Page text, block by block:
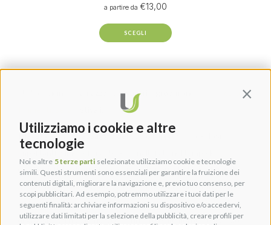
Utilizziamo i cookie e altre
tecnologie
Noi e altre 5 terze parti selezionate utilizziamo cookie e tecnologie
simili. Questi strumenti sono essenziali per garantire la fruizione dei
contenuti digitali, migliorare la navigazione e, previo tuo consenso, per
scopi pubblicitari. Ad esempio, potremmo utilizzare i tuoi dati per le
seguenti finalità: archiviare informazioni su dispositivo e/o accedervi,
utilizzare dati limitati per la selezione della pubblicità, creare profili per
cavalieri
cura di
Illavaggioe l’ingrassaggio del cuoiorappresentano fasi
importantissime per mantenere inalterate nel tempo le
caratteristiche di questo materiale. Per questo Unika formula
prodotti per pulire il cuoioa base disaponi delicati, in grado di
detergere accuratamentema in modo non aggressivo, e a base
digrassieolii nobili , in grado dinutrire e ammorbidire il cuoio.
a partire da €13,00
SCEGLI